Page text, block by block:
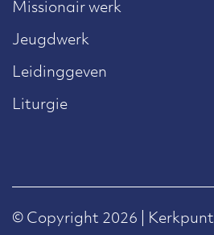
Missionair werk
Jeugdwerk
Leidinggeven
Liturgie
© Copyright 2026 | Kerkpunt